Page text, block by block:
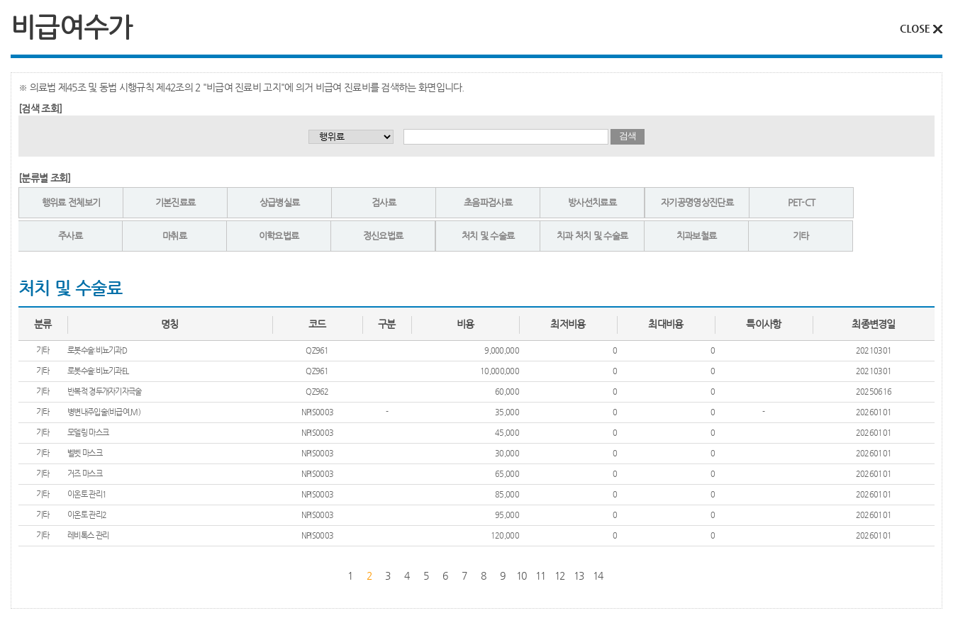
비급여수가
※ 의료법 제45조 및 동법 시행규칙 제42조의 2 "비급여 진료비 고지"에 의거 비급여 진료비를 검색하는 화면입니다.
[검색 조회]
검색
[분류별 조회]
행위료 전체보기 기본진료료 상급병실료 검사료 초음파검사료 방사선치료료 자기공명영상진단료 PET-CT
주사료 마취료 이학요법료 정신요법료 처치 및 수술료 치과 처치 및 수술료 치과보철료 기타
처치 및 수술료
분류 명칭 코드 구분 비용 최저비용 최대비용 특이사항 최종변경일
기타 로봇수술:비뇨기과D QZ961 9,000,000 0 0 20210301
기타 로봇수술:비뇨기과EL QZ961 10,000,000 0 0 20210301
기타 반복적 경두개자기자극술 QZ962 60,000 0 0 20250616
기타 병변내주입술(비급여,M) NPIS0003 - 35,000 0 0 - 20260101
기타 모델링 마스크 NPIS0003 45,000 0 0 20260101
기타 벨벳 마스크 NPIS0003 30,000 0 0 20260101
기타 거즈 마스크 NPIS0003 65,000 0 0 20260101
기타 이온토 관리1 NPIS0003 85,000 0 0 20260101
기타 이온토 관리2 NPIS0003 95,000 0 0 20260101
기타 레비톡스 관리 NPIS0003 120,000 0 0 20260101
1 2 3 4 5 6 7 8 9 10 11 12 13 14